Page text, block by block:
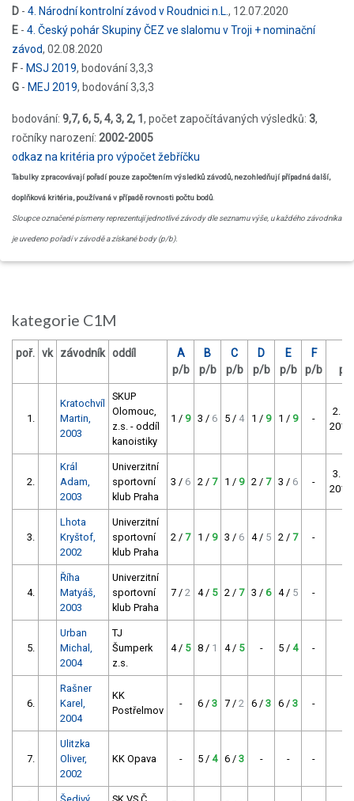
D - 4. Národní kontrolní závod v Roudnici n.L. , 12.07.2020
E - 4. Český pohár Skupiny ČEZ ve slalomu v Troji + nominační
závod, 02.08.2020
F- MSJ 2019, bodování 3,3,3
G - MEJ 2019, bodování 3,3,3
bodování: 9,7, 6, 5, 4, 3, 2, 1 , počet započítávaných výsledků: 3,
ročníky narození: 2002-2005
odkaz na kritéria pro výpočet žebříčku
Tabulky zpracovávají pořadí pouze započtením výsledků závodů, nezohledňují případná další,
doplňková kritéria, používaná v případě rovnosti počtu bodů.
Sloupce označené písmeny reprezentují jednotlivé závody dle seznamu výše, u každého závodníka
je uvedeno pořadí v závodě a získané body (p/b).
kategorie C1M
poř. vk závodník oddíl
A
p/b
B
p/b
C
p/b
D
p/b
E
p/b
F
p/b
p/
1.
Kratochvíl
Martin,
2003
SKUP
Olomouc,
z.s. - oddíl
kanoistiky
1 / 9 3 / 6 5 / 4 1 / 9 1 / 9 -
2.
2.
Král
Adam,
2003
Univerzitní
sportovní
klub Praha
3 / 6 2 / 7 1 / 9 2 / 7 3 / 6 -
3.
3.
Lhota
Kryštof,
2002
Univerzitní
sportovní
klub Praha
2 / 7 1 / 9 3 / 6 4 / 5 2 / 7 -
4.
Říha
Matyáš,
2003
Univerzitní
sportovní
klub Praha
7 / 2 4 / 5 2 / 7 3 / 6 4 / 5 -
5.
Urban
Michal,
2004
TJ
Šumperk
z.s.
4 / 5 8 / 1 4 / 5 - 5 / 4 -
6.
Rašner
Karel,
2004
KK
Postřelmov
- 6 / 3 7 / 2 6 / 3 6 / 3 -
7.
Ulitzka
Oliver,
2002
KK Opava - 5 / 4 6 / 3 - - -